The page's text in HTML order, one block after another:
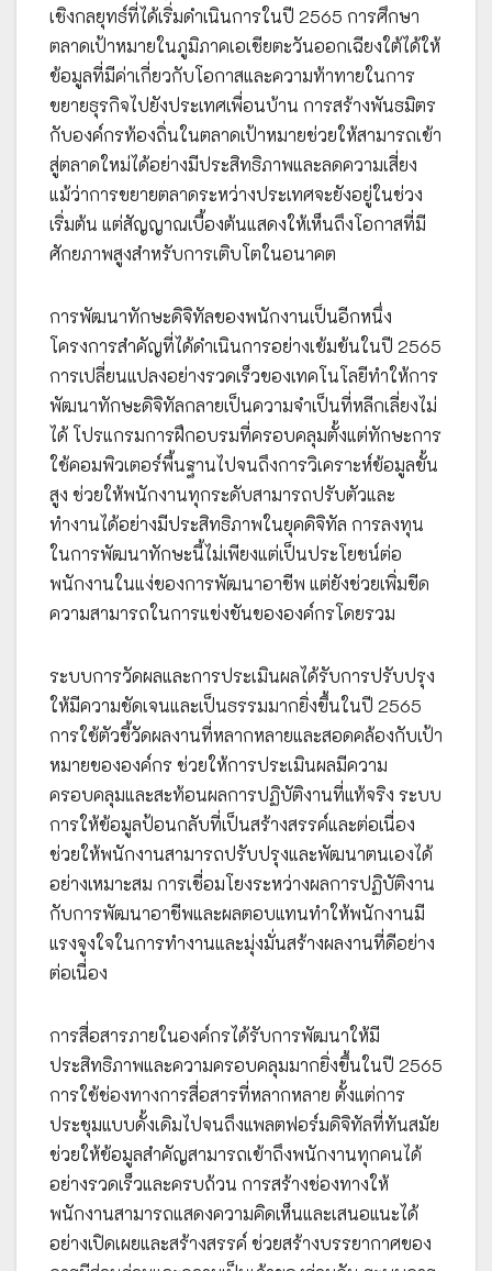
เชิงกลยุทธ์ที่ได้เริ่มดำเนินการในปี 2565 การศึกษา
ตลาดเป้าหมายในภูมิภาคเอเชียตะวันออกเฉียงใต้ได้ให้
ข้อมูลที่มีค่าเกี่ยวกับโอกาสและความท้าทายในการ
ขยายธุรกิจไปยังประเทศเพื่อนบ้าน การสร้างพันธมิตร
กับองค์กรท้องถิ่นในตลาดเป้าหมายช่วยให้สามารถเข้า
สู่ตลาดใหม่ได้อย่างมีประสิทธิภาพและลดความเสี่ยง
แม้ว่าการขยายตลาดระหว่างประเทศจะยังอยู่ในช่วง
เริ่มต้น แต่สัญญาณเบื้องต้นแสดงให้เห็นถึงโอกาสที่มี
ศักยภาพสูงสำหรับการเติบโตในอนาคต
การพัฒนาทักษะดิจิทัลของพนักงานเป็นอีกหนึ่ง
โครงการสำคัญที่ได้ดำเนินการอย่างเข้มข้นในปี 2565
การเปลี่ยนแปลงอย่างรวดเร็วของเทคโนโลยีทำให้การ
พัฒนาทักษะดิจิทัลกลายเป็นความจำเป็นที่หลีกเลี่ยงไม่
ได้ โปรแกรมการฝึกอบรมที่ครอบคลุมตั้งแต่ทักษะการ
ใช้คอมพิวเตอร์พื้นฐานไปจนถึงการวิเคราะห์ข้อมูลขั้น
สูง ช่วยให้พนักงานทุกระดับสามารถปรับตัวและ
ทำงานได้อย่างมีประสิทธิภาพในยุคดิจิทัล การลงทุน
ในการพัฒนาทักษะนี้ไม่เพียงแต่เป็นประโยชน์ต่อ
พนักงานในแง่ของการพัฒนาอาชีพ แต่ยังช่วยเพิ่มขีด
ความสามารถในการแข่งขันขององค์กรโดยรวม
ระบบการวัดผลและการประเมินผลได้รับการปรับปรุง
ให้มีความชัดเจนและเป็นธรรมมากยิ่งขึ้นในปี 2565
การใช้ตัวชี้วัดผลงานที่หลากหลายและสอดคล้องกับเป้า
หมายขององค์กร ช่วยให้การประเมินผลมีความ
ครอบคลุมและสะท้อนผลการปฏิบัติงานที่แท้จริง ระบบ
การให้ข้อมูลป้อนกลับที่เป็นสร้างสรรค์และต่อเนื่อง
ช่วยให้พนักงานสามารถปรับปรุงและพัฒนาตนเองได้
อย่างเหมาะสม การเชื่อมโยงระหว่างผลการปฏิบัติงาน
กับการพัฒนาอาชีพและผลตอบแทนทำให้พนักงานมี
แรงจูงใจในการทำงานและมุ่งมั่นสร้างผลงานที่ดีอย่าง
ต่อเนื่อง
การสื่อสารภายในองค์กรได้รับการพัฒนาให้มี
ประสิทธิภาพและความครอบคลุมมากยิ่งขึ้นในปี 2565
การใช้ช่องทางการสื่อสารที่หลากหลาย ตั้งแต่การ
ประชุมแบบดั้งเดิมไปจนถึงแพลตฟอร์มดิจิทัลที่ทันสมัย
ช่วยให้ข้อมูลสำคัญสามารถเข้าถึงพนักงานทุกคนได้
อย่างรวดเร็วและครบถ้วน การสร้างช่องทางให้
พนักงานสามารถแสดงความคิดเห็นและเสนอแนะได้
อย่างเปิดเผยและสร้างสรรค์ ช่วยสร้างบรรยากาศของ